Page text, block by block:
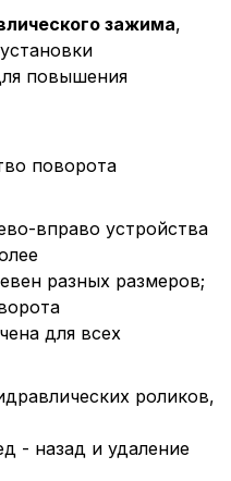
зажима,
повышения
поворота
вправо устройства
разных размеров;
для всех
роликов,
- назад и удаление